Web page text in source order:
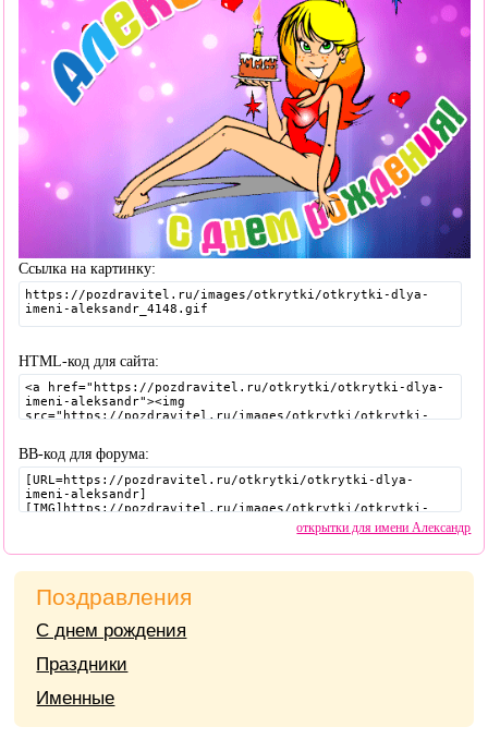
Ссылка на картинку:
HTML-код для сайта:
BB-код для форума:
открытки для имени Александр
Поздравления
С днем рождения
Праздники
Именные